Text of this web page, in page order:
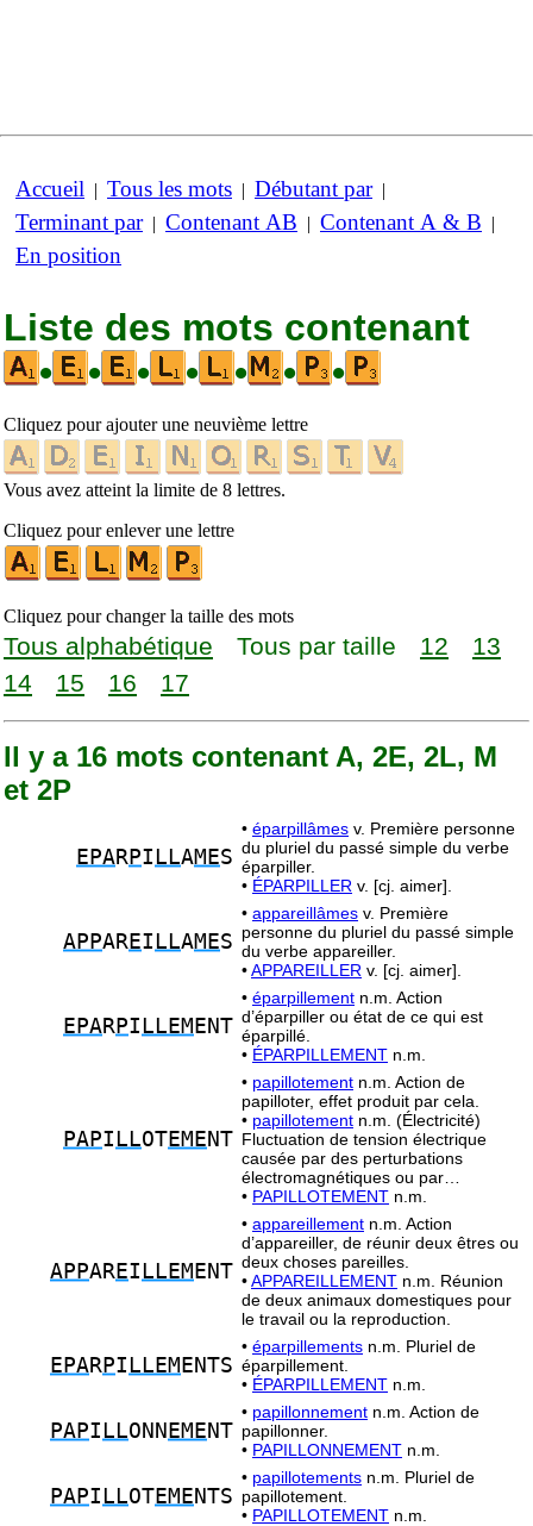
Accueil | Tous les mots | Débutant par|
Terminant par| Contenant AB | Contenant A & B |
En position
Liste des mots contenant
•
• • • • • •
Cliquez pour ajouter une neuvième lettre
Vous avez atteint la limite de 8 lettres.
Cliquez pour enlever une lettre
Cliquez pour changer la taille des mots
Tous alphabétique Tous par taille 12
13
14
15 16 17
Il y a 16 mots contenant A, 2E, 2L, M
et 2P
EPARPI LLAMES
• éparpillâmes v. Première personne
du pluriel du passé simple du verbe
éparpiller.
• ÉPARPILLER v. [cj. aimer].
APPAREI LLAMES
• appareillâmes v. Première
personne du pluriel du passé simple
du verbe appareiller.
•APPAREILLER v. [cj. aimer].
EPARPI LLEM ENT
• éparpillement n.m. Action
d’éparpiller ou état de ce qui est
éparpillé.
• ÉPARPILLEMENT n.m.
PAPI LLOTEME NT
• papillotement n.m. Action de
papilloter, effet produit par cela.
• papillotement n.m. (Électricité)
Fluctuation de tension électrique
causée par des perturbations
électromagnétiques ou par…
• PAPILLOTEMENT n.m.
APPAREI LLEM ENT
• appareillement n.m. Action
d’appareiller, de réunir deux êtres ou
deux choses pareilles.
•APPAREILLEMENT n.m. Réunion
de deux animaux domestiques pour
le travail ou la reproduction.
EPARPI LLEM ENTS
• éparpillements n.m. Pluriel de
éparpillement.
• ÉPARPILLEMENT n.m.
PAPI LLONN EME NT
• papillonnement n.m. Action de
papillonner.
• PAPILLONNEMENT n.m.
PAPI LLOTEME NTS
• papillotements n.m. Pluriel de
papillotement.
• PAPILLOTEMENT n.m.